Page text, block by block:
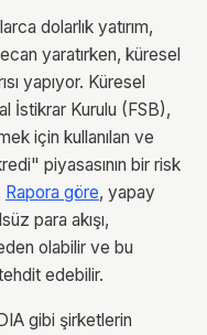
dolarlık yatırım,
yaratırken, küresel
yapıyor. Küresel
İstikrar Kurulu (FSB),
için kullanılan ve
piyasasının bir risk
Rapora göre, yapay
para akışı,
olabilir ve bu
edebilir.
gibi şirketlerin